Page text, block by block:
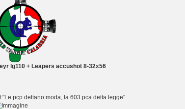
lg110 + Leapers accushot 8-32x56
pcp dettano moda, la 603 pca detta legge"